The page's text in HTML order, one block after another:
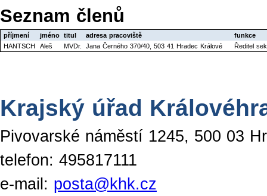
Seznam členů
příjmení jméno titul adresa pracoviště
funkce
HANTSCH
Aleš MVDr. Jana Černého 370/40, 503 41 Hradec Králové Ředitel
Krajský úřad
Pivovarské náměstí 1245, 500 03
telefon: 495817111
e-mail: posta@khk.cz